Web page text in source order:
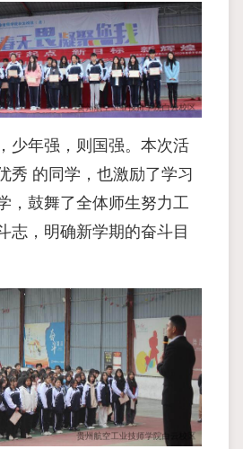
少年强，则国强。本次活
秀 的同学，也激励了学习
，鼓舞了全体师生努力工
志，明确新学期的奋斗目